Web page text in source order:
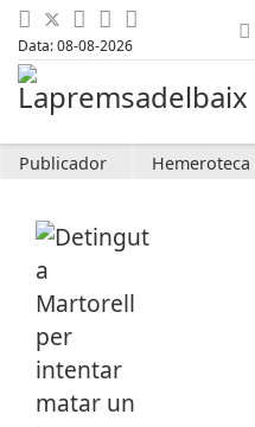
Data: 08-08-2026
Publicador Hemeroteca